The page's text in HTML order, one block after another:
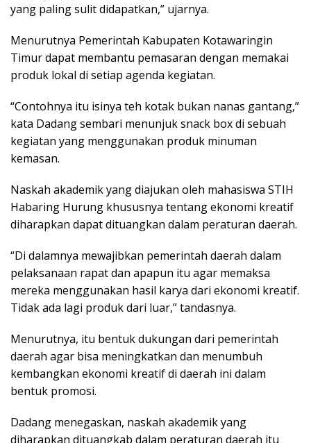
yang paling sulit didapatkan,” ujarnya.
Menurutnya Pemerintah Kabupaten Kotawaringin
Timur dapat membantu pemasaran dengan memakai
produk lokal di setiap agenda kegiatan.
“Contohnya itu isinya teh kotak bukan nanas gantang,”
kata Dadang sembari menunjuk snack box di sebuah
kegiatan yang menggunakan produk minuman
kemasan.
Naskah akademik yang diajukan oleh mahasiswa STIH
Habaring Hurung khususnya tentang ekonomi kreatif
diharapkan dapat dituangkan dalam peraturan daerah.
“Di dalamnya mewajibkan pemerintah daerah dalam
pelaksanaan rapat dan apapun itu agar memaksa
mereka menggunakan hasil karya dari ekonomi kreatif.
Tidak ada lagi produk dari luar,” tandasnya.
Menurutnya, itu bentuk dukungan dari pemerintah
daerah agar bisa meningkatkan dan menumbuh
kembangkan ekonomi kreatif di daerah ini dalam
bentuk promosi.
Dadang menegaskan, naskah akademik yang
diharapkan dituangkab dalam peraturan daerah itu